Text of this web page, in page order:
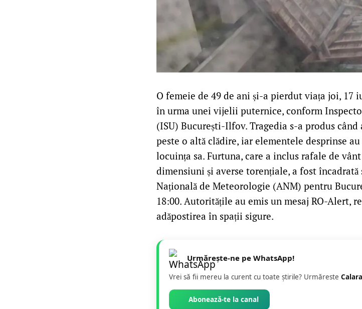
O femeie de 49 de ani și-a pierdut viața joi, 17
în urma unei vijelii puternice, conform
(ISU) București-Ilfov. Tragedia s-a produs
peste o altă clădire, iar elementele desprinse
locuința sa. Furtuna, care a inclus rafale de
dimensiuni și averse torențiale, a fost
Națională de Meteorologie (ANM) pentru
18:00. Autoritățile au emis un mesaj RO-Alert,
adăpostirea în spații sigure.
Urmărește-ne pe WhatsApp!
Vrei să fii mereu la curent cu toate știrile? Urmăreste
Abonează-te la canal